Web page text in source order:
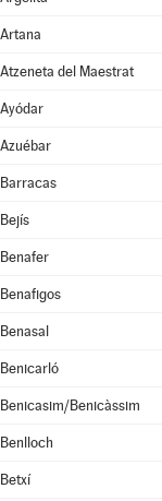
Artana
Atzeneta del Maestrat
Ayódar
Azuébar
Barracas
Bejís
Benafer
Benafigos
Benasal
Benicarló
Benicasim/Benicàssim
Benlloch
Betxí